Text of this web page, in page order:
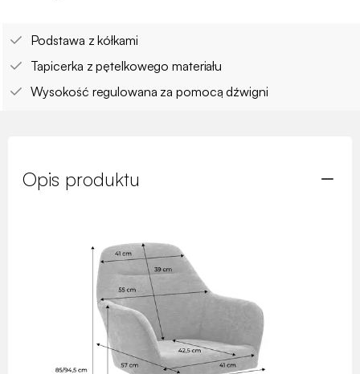
Podstawa z kółkami
Tapicerka z pętelkowego materiału
Wysokość regulowana za pomocą dźwigni
Opis produktu